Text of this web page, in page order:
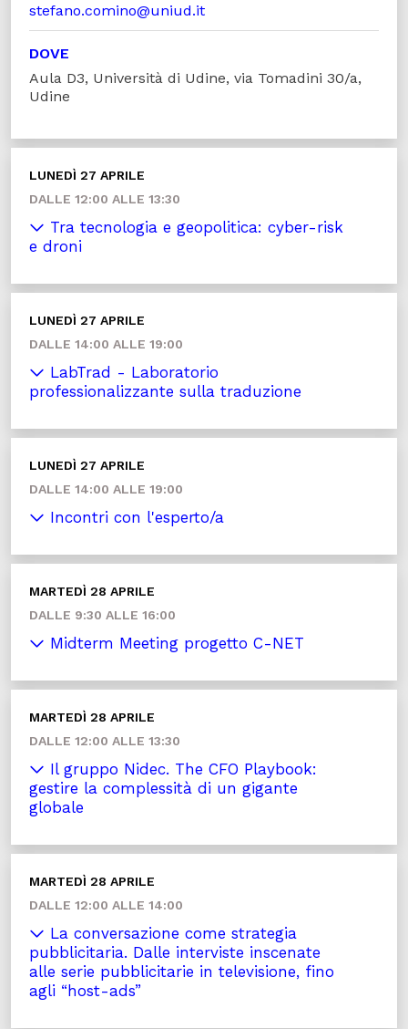
stefano.comino@uniud.it
DOVE
Aula D3, Università di Udine, via Tomadini 30/a,
Udine
LUNEDÌ 27 APRILE
DALLE 12:00 ALLE 13:30
Tra tecnologia e geopolitica: cyber-risk
e droni
LUNEDÌ 27 APRILE
DALLE 14:00 ALLE 19:00
LabTrad - Laboratorio
professionalizzante sulla traduzione
LUNEDÌ 27 APRILE
DALLE 14:00 ALLE 19:00
Incontri con l'esperto/a
MARTEDÌ 28 APRILE
DALLE 9:30 ALLE 16:00
Midterm Meeting progetto C-NET
MARTEDÌ 28 APRILE
DALLE 12:00 ALLE 13:30
Il gruppo Nidec. The CFO Playbook:
gestire la complessità di un gigante
globale
MARTEDÌ 28 APRILE
DALLE 12:00 ALLE 14:00
La conversazione come strategia
pubblicitaria. Dalle interviste inscenate
alle serie pubblicitarie in televisione, fino
agli “host-ads”